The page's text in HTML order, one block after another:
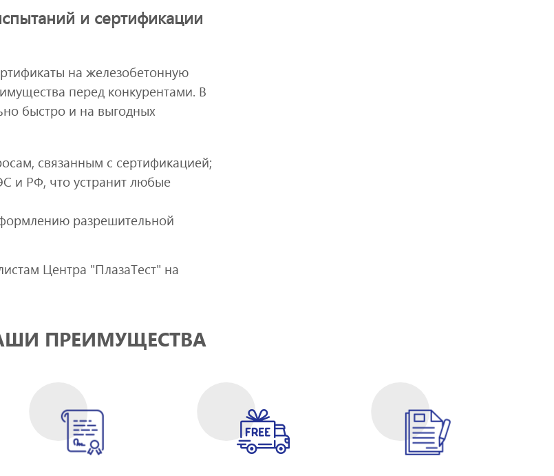
и сертификации
на железобетонную
перед конкурентами. В
быстро и на выгодных
связанным с сертификацией;
и РФ, что устранит любые
разрешительной
Центра "ПлазаТест" на
ПРЕИМУЩЕСТВА